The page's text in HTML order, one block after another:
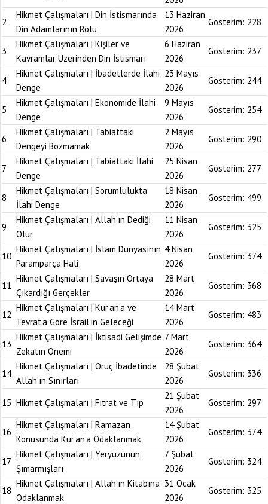
2
Hikmet Çalışmaları | Din İstismarında
Din Adamlarının Rolü
13 Haziran
2026
Gösterim: 228
3
Hikmet Çalışmaları | Kişiler ve
Kavramlar Üzerinden Din İstismarı
6 Haziran
2026
Gösterim: 237
4
Hikmet Çalışmaları | İbadetlerde İlahi
Denge
23 Mayıs
2026
Gösterim: 244
5
Hikmet Çalışmaları | Ekonomide İlahi
Denge
9 Mayıs
2026
Gösterim: 254
6
Hikmet Çalışmaları | Tabiattaki
Dengeyi Bozmamak
2 Mayıs
2026
Gösterim: 290
7
Hikmet Çalışmaları | Tabiattaki İlahi
Denge
25 Nisan
2026
Gösterim: 277
8
Hikmet Çalışmaları | Sorumlulukta
İlahi Denge
18 Nisan
2026
Gösterim: 499
9
Hikmet Çalışmaları | Allah’ın Dediği
Olur
11 Nisan
2026
Gösterim: 325
10
Hikmet Çalışmaları | İslam Dünyasının
Paramparça Hali
4 Nisan
2026
Gösterim: 374
11
Hikmet Çalışmaları | Savaşın Ortaya
Çıkardığı Gerçekler
28 Mart
2026
Gösterim: 368
12
Hikmet Çalışmaları | Kur’an’a ve
Tevrat’a Göre İsrail’in Geleceği
14 Mart
2026
Gösterim: 483
13
Hikmet Çalışmaları | İktisadi Gelişimde
Zekatın Önemi
7 Mart
2026
Gösterim: 364
14
Hikmet Çalışmaları | Oruç İbadetinde
Allah’ın Sınırları
28 Şubat
2026
Gösterim: 336
15 Hikmet Çalışmaları | Fıtrat ve Tıp
21 Şubat
2026
Gösterim: 297
16
Hikmet Çalışmaları | Ramazan
Konusunda Kur’an’a Odaklanmak
14 Şubat
2026
Gösterim: 374
17
Hikmet Çalışmaları | Yeryüzünün
Şımarmışları
7 Şubat
2026
Gösterim: 324
18
Hikmet Çalışmaları | Allah’ın Kitabına
Odaklanmak
31 Ocak
2026
Gösterim: 325